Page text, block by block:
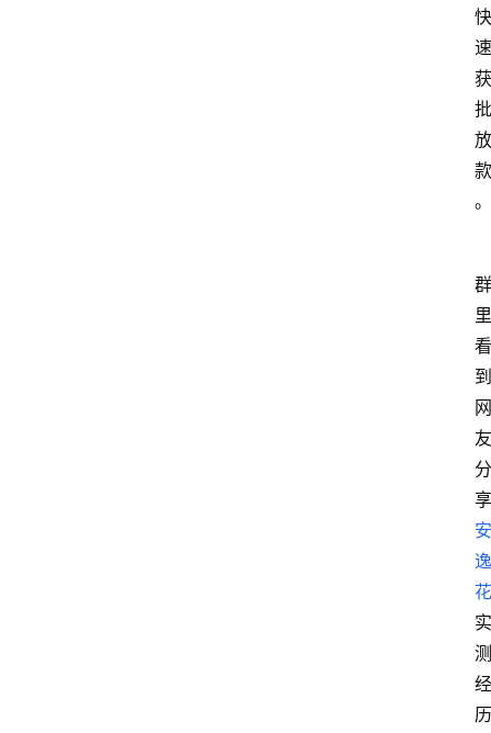
快
速
获
批
放
款
。
群
里
看
到
网
友
分
享
安
逸
花
实
测
经
历